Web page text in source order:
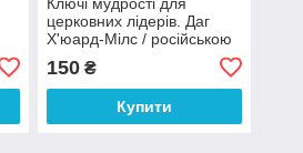
церковних лідерів. Даг
Х'юард-Мілс / російською
150₴
Купити